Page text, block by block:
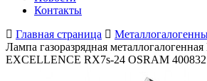
Контакты
Главная страница
Лампа газоразрядная
EXCELLENCE RX7s-24 OSRAM